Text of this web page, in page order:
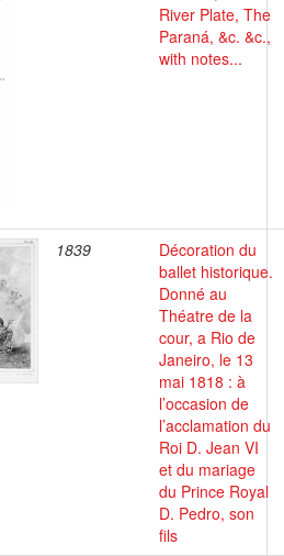
River Plate, The
Paraná, &c. &c.,
with notes...
1839
Décoration du
ballet historique.
Donné au
Théatre de la
cour, a Rio de
Janeiro, le 13
mai 1818 : à
l’occasion de
l’acclamation du
Roi D. Jean VI
et du mariage
du Prince Royal
D. Pedro, son
fils